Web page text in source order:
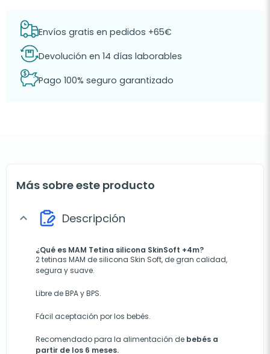
Envíos gratis en pedidos +65€
Devolución en 14 días laborables
Pago 100% seguro garantizado
Más sobre este producto
expand_more Descripción
¿Qué es MAM Tetina silicona SkinSoft +4m?
2 tetinas MAM de silicona Skin Soft, de gran calidad,
segura y suave.
Libre de BPA y BPS.
Fácil aceptación por los bebés.
Recomendado para la alimentación de bebés a
partir de los 6 meses.